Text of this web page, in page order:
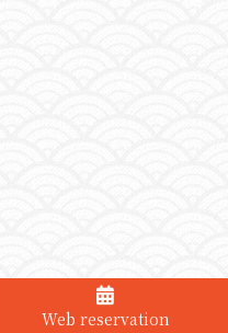
Web reservation